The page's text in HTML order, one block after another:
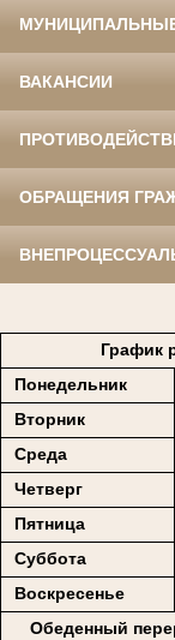
ВАКАНСИИ
ОБРАЩЕНИЯ
График
Понедельник
Вторник
Среда
Четверг
Пятница
Суббота
Воскресенье
Обеденный